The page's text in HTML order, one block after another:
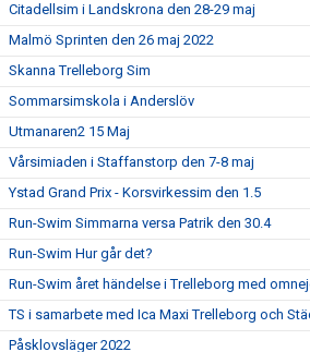
Citadellsim i Landskrona den 28-29 maj
Malmö Sprinten den 26 maj 2022
Skanna Trelleborg Sim
Sommarsimskola i Anderslöv
Utmanaren2 15 Maj
Vårsimiaden i Staffanstorp den 7-8 maj
Ystad Grand Prix - Korsvirkessim den 1.5
Run-Swim Simmarna versa Patrik den 30.4
Run-Swim Hur går det?
Run-Swim året händelse i Trelleborg med
TS i samarbete med Ica Maxi Trelleborg och
Påsklovsläger 2022